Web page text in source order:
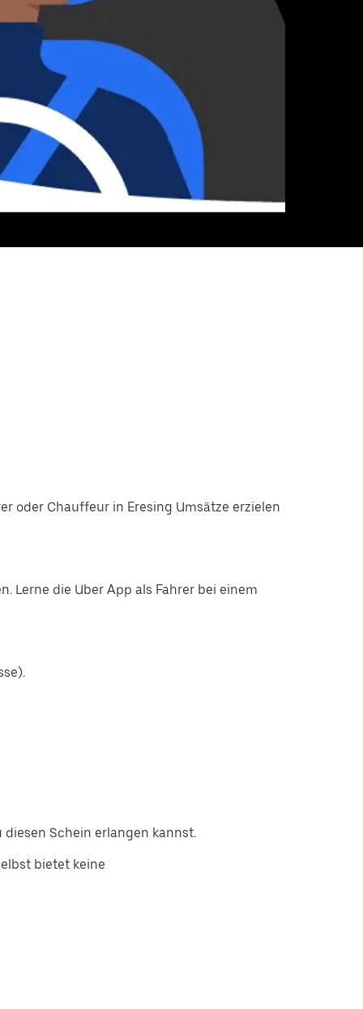
oder Chauffeur in Eresing Umsätze erzielen
Lerne die Uber App als Fahrer bei einem
Schein erlangen kannst.
bietet keine